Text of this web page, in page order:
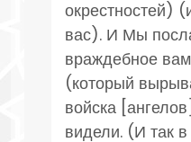
окрестностей)
вас). И Мы
враждебное
(который
войска
видели. (И так